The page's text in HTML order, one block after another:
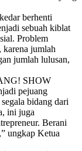
berhenti
sebuah kiblat
Problem
karena jumlah
jumlah lulusan,
SHOW
pejuang
bidang dari
ini juga
Berani
ungkap Ketua